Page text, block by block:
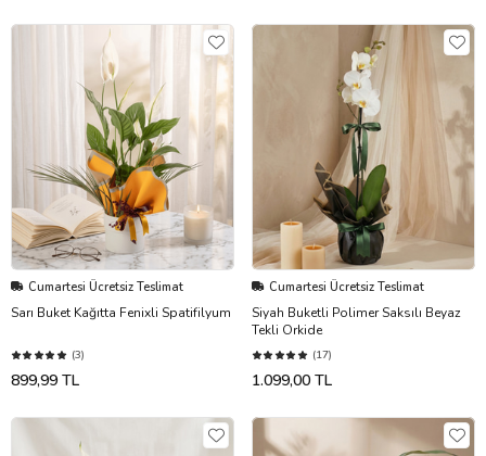
Cumartesi Ücretsiz Teslimat
Sarı Buket Kağıtta Fenixli Spatifilyum
(3)
899,99 TL
Cumartesi Ücretsiz Teslimat
Siyah Buketli Polimer Saksılı Beyaz
Tekli Orkide
(17)
1.099,00 TL